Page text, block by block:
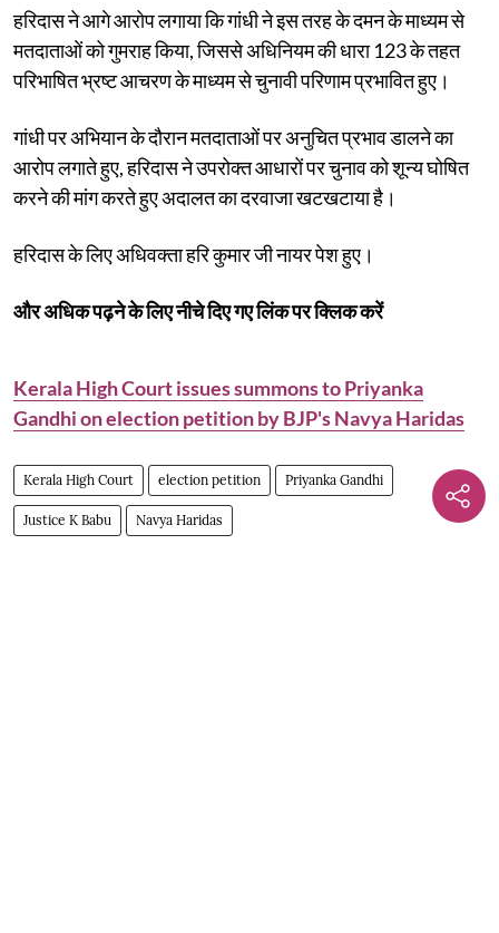
हरिदास ने आगे आरोप लगाया कि गांधी ने इस तरह के दमन के माध्यम से
मतदाताओं को गुमराह किया, जिससे अधिनियम की धारा 123 के तहत
परिभाषित भ्रष्ट आचरण के माध्यम से चुनावी परिणाम प्रभावित हुए।
गांधी पर अभियान के दौरान मतदाताओं पर अनुचित प्रभाव डालने का
आरोप लगाते हुए, हरिदास ने उपरोक्त आधारों पर चुनाव को शून्य घोषित
करने की मांग करते हुए अदालत का दरवाजा खटखटाया है।
हरिदास के लिए अधिवक्ता हरि कुमार जी नायर पेश हुए।
और अधिक पढ़ने के लिए नीचे दिए गए लिंक पर क्लिक करें
Kerala High Court issues summons to Priyanka
Gandhi on election petition by BJP's Navya Haridas
Kerala High Court election petition Priyanka Gandhi
Justice K Babu Navya Haridas